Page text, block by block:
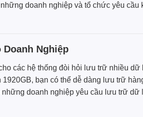
doanh nghiệp và tổ chức yêu cầu
Nghiệp
các hệ thống đòi hỏi lưu trữ nhiều dữ
bạn có thể dễ dàng lưu trữ
doanh nghiệp yêu cầu lưu trữ